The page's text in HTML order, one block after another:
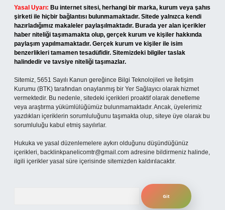
Yasal Uyarı: Bu internet sitesi, herhangi bir marka, kurum veya şahıs
şirketi ile hiçbir bağlantısı bulunmamaktadır. Sitede yalnızca kendi
hazırladığımız makaleler paylaşılmaktadır. Burada yer alan içerikler
haber niteliği taşımamakta olup, gerçek kurum ve kişiler hakkında
paylaşım yapılmamaktadır. Gerçek kurum ve kişiler ile isim
benzerlikleri tamamen tesadüfidir. Sitemizdeki bilgiler taslak
halindedir ve tavsiye niteliği taşımazlar.
Sitemiz, 5651 Sayılı Kanun gereğince Bilgi Teknolojileri ve İletişim
Kurumu (BTK) tarafından onaylanmış bir Yer Sağlayıcı olarak hizmet
vermektedir. Bu nedenle, sitedeki içerikleri proaktif olarak denetleme
veya araştırma yükümlülüğümüz bulunmamaktadır. Ancak, üyelerimiz
yazdıkları içeriklerin sorumluluğunu taşımakta olup, siteye üye olarak bu
sorumluluğu kabul etmiş sayılırlar.
Hukuka ve yasal düzenlemelere aykırı olduğunu düşündüğünüz
içerikleri, backlinkpanelicomtr@gmail.com adresine bildirmeniz halinde,
ilgili içerikler yasal süre içerisinde sitemizden kaldırılacaktır.